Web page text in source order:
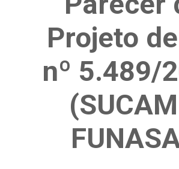
Projeto
nº 5.489/